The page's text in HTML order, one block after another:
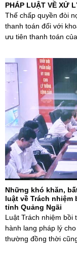
PHÁP LUẬT VỀ XỬ
Thế chấp quyền đòi
thanh toán đối với
ưu tiên thanh toán
Những khó khăn,
luật về Trách
tỉnh Quảng Ngãi
Luật Trách nhiệm
hành lang pháp lý
thường đồng thời